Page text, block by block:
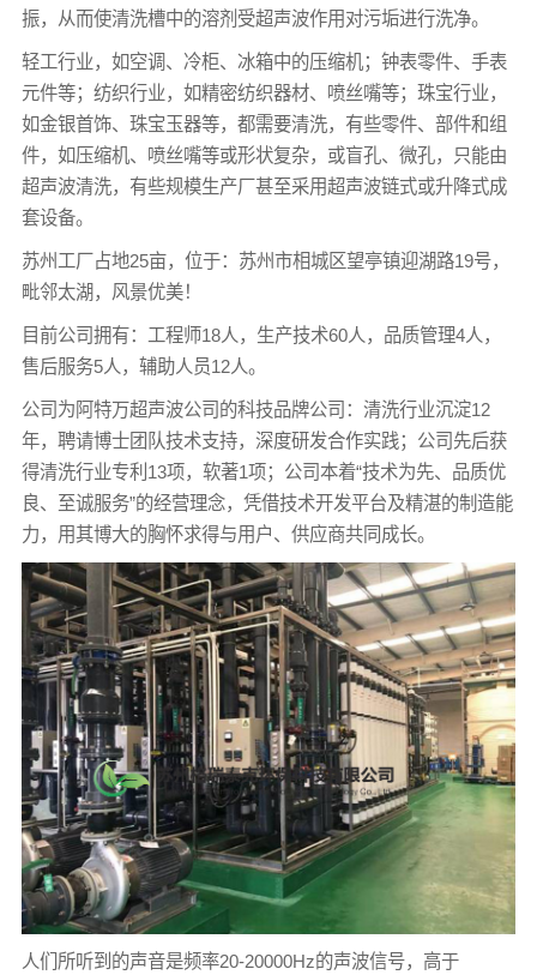
振，从而使清洗槽中的溶剂受超声波作用对污垢进行洗净。
轻工行业，如空调、冷柜、冰箱中的压缩机；钟表零件、手表
元件等；纺织行业，如精密纺织器材、喷丝嘴等；珠宝行业，
如金银首饰、珠宝玉器等，都需要清洗，有些零件、部件和组
件，如压缩机、喷丝嘴等或形状复杂，或盲孔、微孔，只能由
超声波清洗，有些规模生产厂甚至采用超声波链式或升降式成
套设备。
苏州工厂占地25亩，位于：苏州市相城区望亭镇迎湖路19号，
毗邻太湖，风景优美！
目前公司拥有：工程师18人，生产技术60人，品质管理4人，
售后服务5人，辅助人员12人。
公司为阿特万超声波公司的科技品牌公司：清洗行业沉淀12
年，聘请博士团队技术支持，深度研发合作实践；公司先后获
得清洗行业专利13项，软著1项；公司本着“技术为先、品质优
良、至诚服务”的经营理念，凭借技术开发平台及精湛的制造能
力，用其博大的胸怀求得与用户、供应商共同成长。
人们所听到的声音是频率20-20000Hz的声波信号，高于